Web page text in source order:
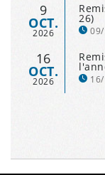
9
OCT.
2026
26)
16
OCT.
2026